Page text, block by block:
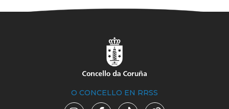
O CONCELLO EN RRSS